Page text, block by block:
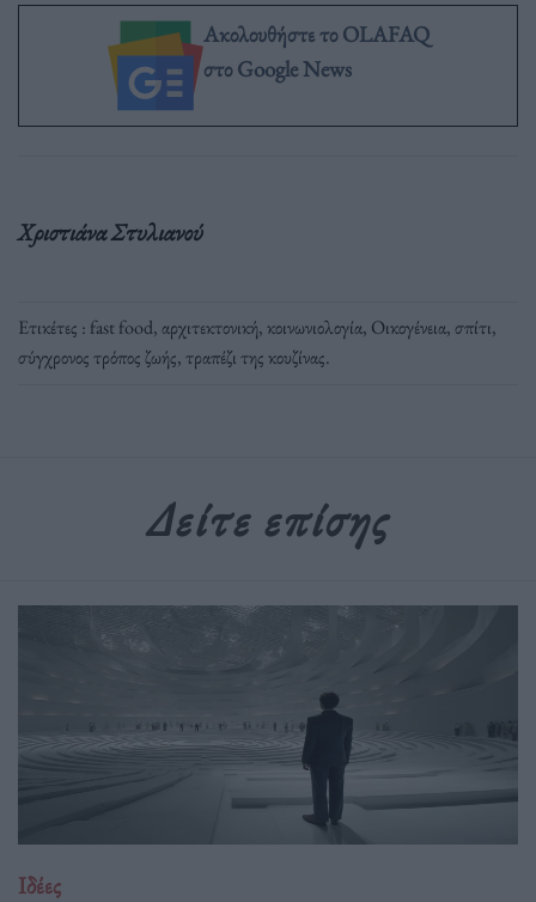
Ακολουθήστε το OLAFAQ
στο Google News
Χριστιάνα Στυλιανού
Ετικέτες : fast food,αρχιτεκτονική,κοινωνιολογία, Οικογένεια,σπίτι,
σύγχρονος τρόπος ζωής,τραπέζι της κουζίνας.
Δείτε επίσης
Ιδέες